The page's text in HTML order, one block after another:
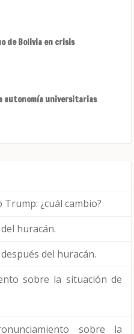
de Bolivia en crisis
autonomía universitarias
Trump: ¿cuál cambio?
huracán.
del huracán.
sobre la situación de
sobre la